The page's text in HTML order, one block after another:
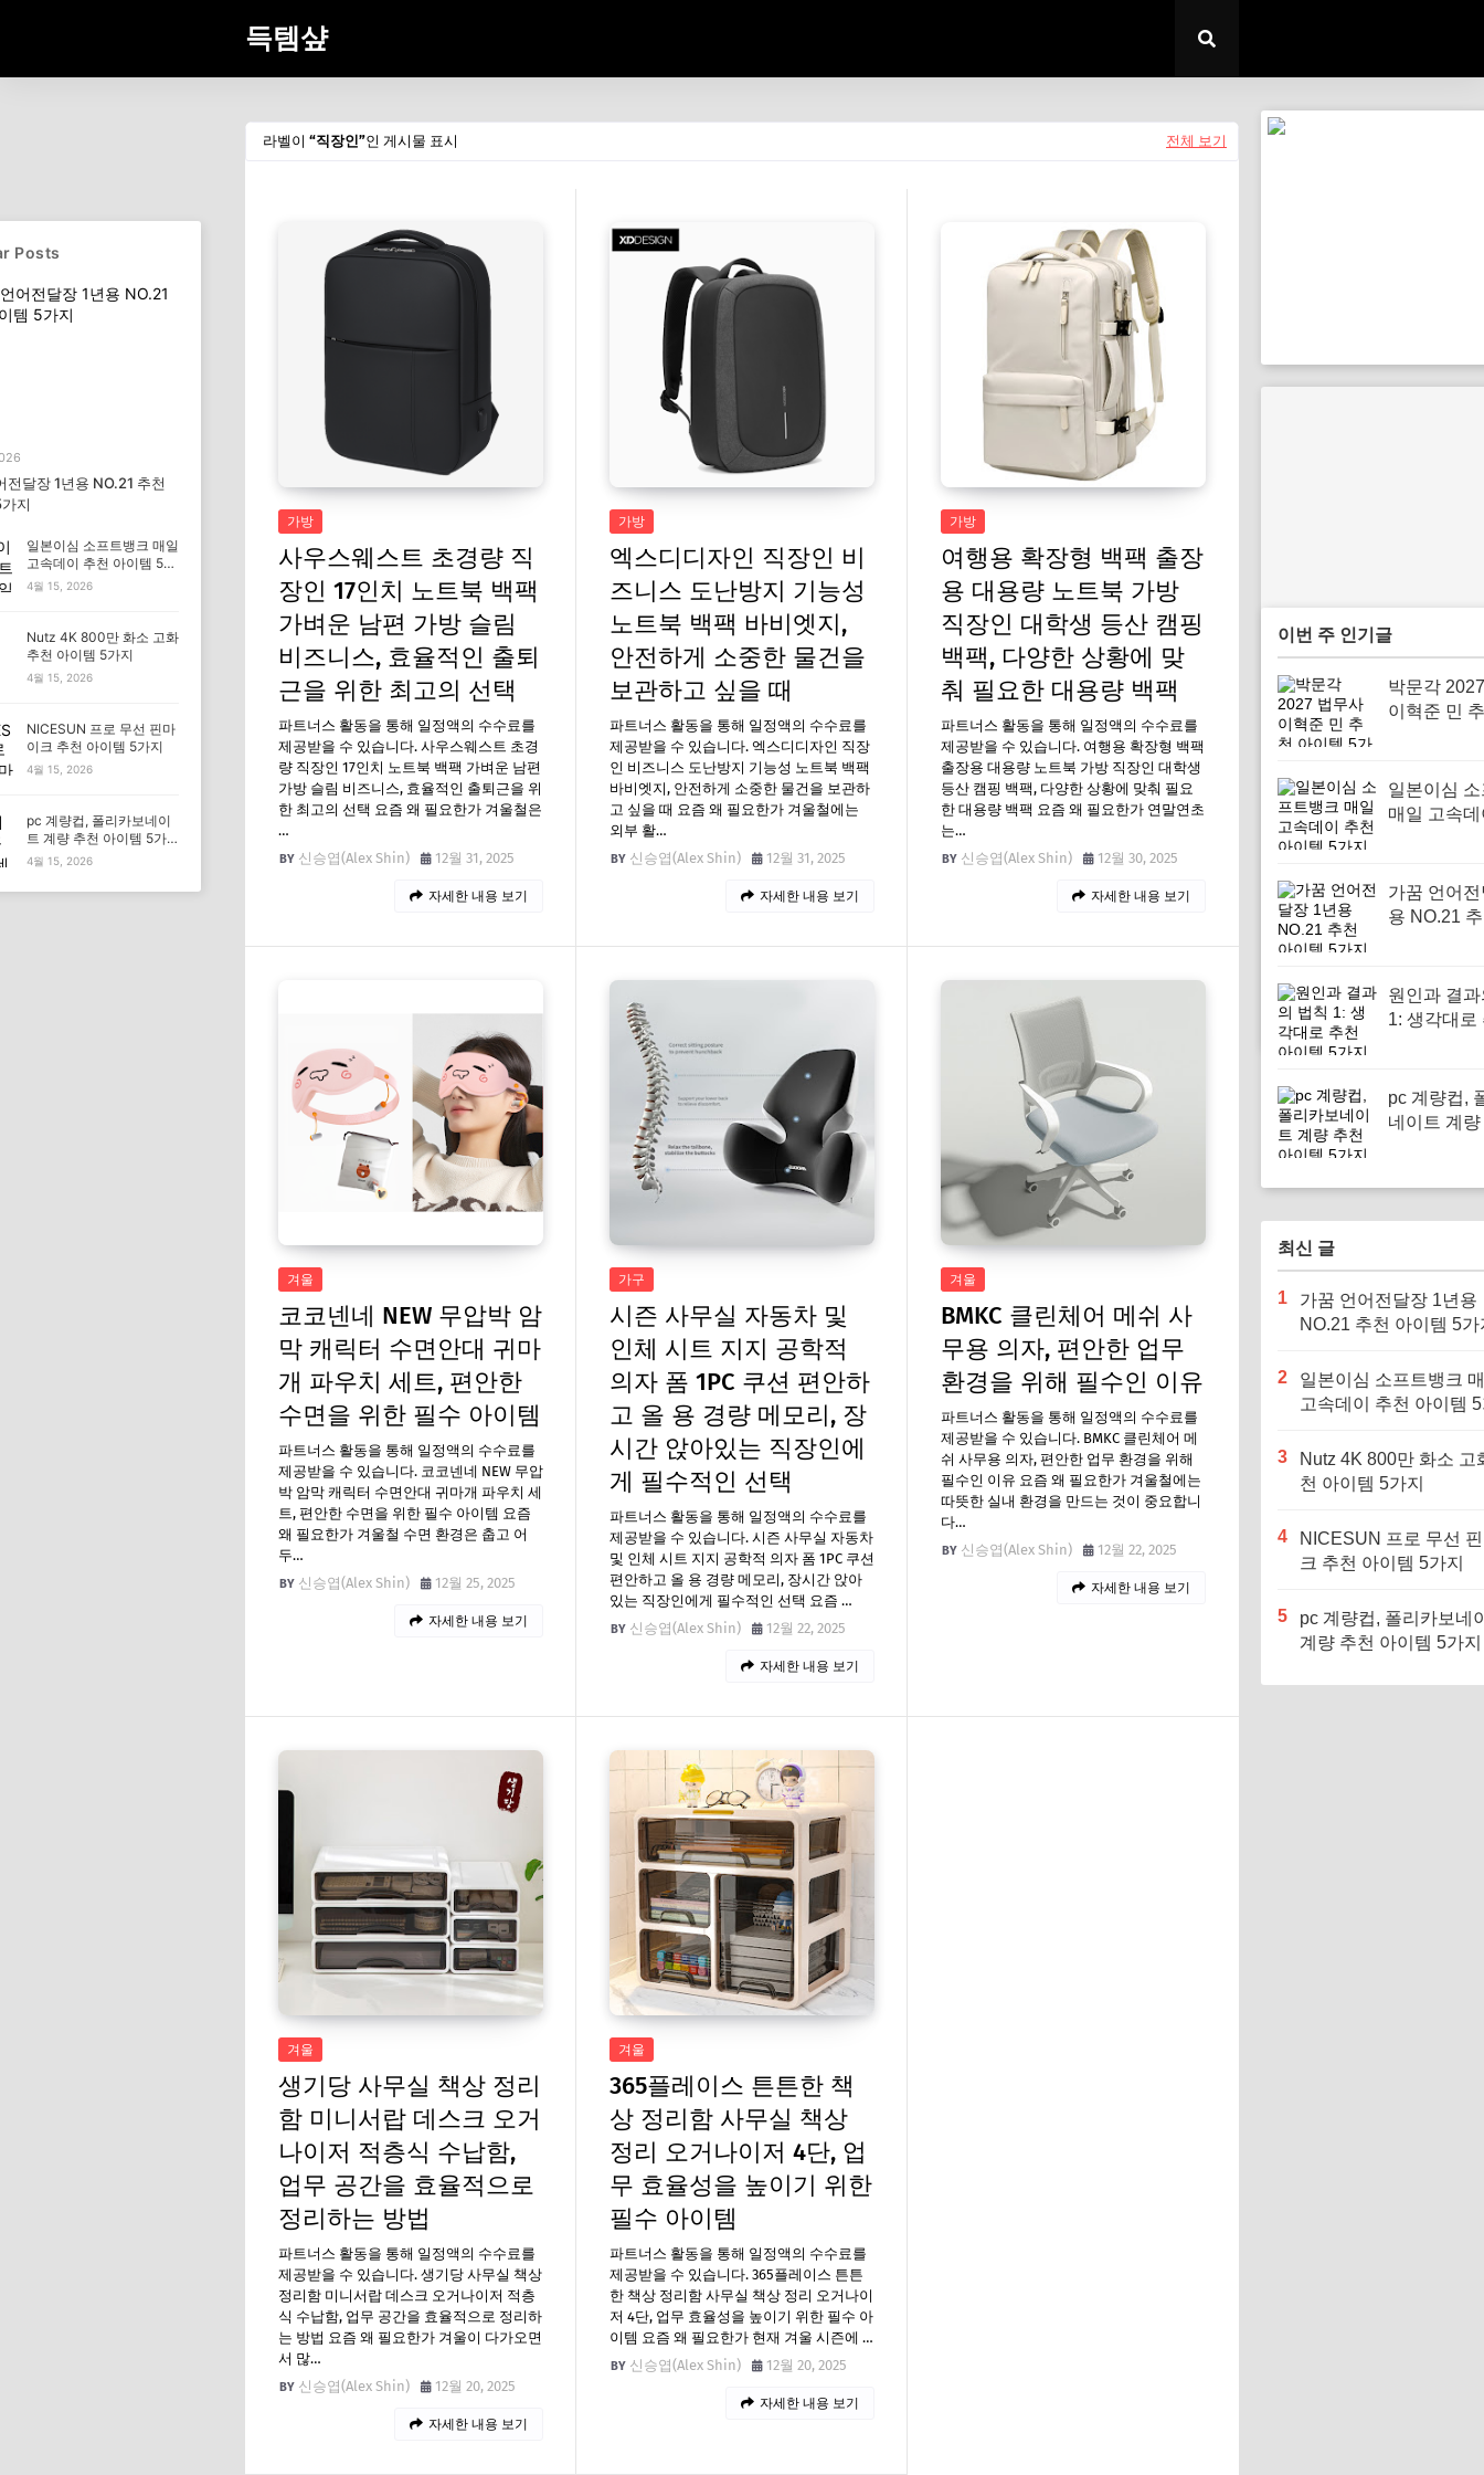
득템샾
라벨이 직장인 인 게시물 표시 전체 보기
가방
사우스웨스트 초경량 직
장인 17인치 노트북 백팩
가벼운 남편 가방 슬림
비즈니스, 효율적인 출퇴
근을 위한 최고의 선택
파트너스 활동을 통해 일정액의 수수료를
제공받을 수 있습니다. 사우스웨스트 초경
량 직장인 17인치 노트북 백팩 가벼운 남편
가방 슬림 비즈니스, 효율적인 출퇴근을 위
한 최고의 선택 요즘 왜 필요한가 겨울철은
…
신승엽(Alex Shin)
12월 31, 2025
자세한 내용 보기
가방
엑스디디자인 직장인 비
즈니스 도난방지 기능성
노트북 백팩 바비엣지,
안전하게 소중한 물건을
보관하고 싶을 때
파트너스 활동을 통해 일정액의 수수료를
제공받을 수 있습니다. 엑스디디자인 직장
인 비즈니스 도난방지 기능성 노트북 백팩
바비엣지, 안전하게 소중한 물건을 보관하
고 싶을 때 요즘 왜 필요한가 겨울철에는
외부 활…
신승엽(Alex Shin)
12월 31, 2025
자세한 내용 보기
가방
여행용 확장형 백팩 출장
용 대용량 노트북 가방
직장인 대학생 등산 캠핑
백팩, 다양한 상황에 맞
춰 필요한 대용량 백팩
파트너스 활동을 통해 일정액의 수수료를
제공받을 수 있습니다. 여행용 확장형 백팩
출장용 대용량 노트북 가방 직장인 대학생
등산 캠핑 백팩, 다양한 상황에 맞춰 필요
한 대용량 백팩 요즘 왜 필요한가 연말연초
는…
신승엽(Alex Shin)
12월 30, 2025
자세한 내용 보기
겨울
코코넨네 NEW 무압박 암
막 캐릭터 수면안대 귀마
개 파우치 세트, 편안한
수면을 위한 필수 아이템
파트너스 활동을 통해 일정액의 수수료를
제공받을 수 있습니다. 코코넨네 NEW 무압
박 암막 캐릭터 수면안대 귀마개 파우치 세
트, 편안한 수면을 위한 필수 아이템 요즘
왜 필요한가 겨울철 수면 환경은 춥고 어
두…
신승엽(Alex Shin)
12월 25, 2025
자세한 내용 보기
가구
시즌 사무실 자동차 및
인체 시트 지지 공학적
의자 폼 1PC 쿠션 편안하
고 올 용 경량 메모리, 장
시간 앉아있는 직장인에
게 필수적인 선택
파트너스 활동을 통해 일정액의 수수료를
제공받을 수 있습니다. 시즌 사무실 자동차
및 인체 시트 지지 공학적 의자 폼 1PC 쿠션
편안하고 올 용 경량 메모리, 장시간 앉아
있는 직장인에게 필수적인 선택 요즘 …
신승엽(Alex Shin)
12월 22, 2025
자세한 내용 보기
겨울
BMKC 클린체어 메쉬 사
무용 의자, 편안한 업무
환경을 위해 필수인 이유
파트너스 활동을 통해 일정액의 수수료를
제공받을 수 있습니다. BMKC 클린체어 메
쉬 사무용 의자, 편안한 업무 환경을 위해
필수인 이유 요즘 왜 필요한가 겨울철에는
따뜻한 실내 환경을 만드는 것이 중요합니
다…
신승엽(Alex Shin)
12월 22, 2025
자세한 내용 보기
겨울
생기당 사무실 책상 정리
함 미니서랍 데스크 오거
나이저 적층식 수납함,
업무 공간을 효율적으로
정리하는 방법
파트너스 활동을 통해 일정액의 수수료를
제공받을 수 있습니다. 생기당 사무실 책상
정리함 미니서랍 데스크 오거나이저 적층
식 수납함, 업무 공간을 효율적으로 정리하
는 방법 요즘 왜 필요한가 겨울이 다가오면
서 많…
신승엽(Alex Shin)
12월 20, 2025
자세한 내용 보기
겨울
365플레이스 튼튼한 책
상 정리함 사무실 책상
정리 오거나이저 4단, 업
무 효율성을 높이기 위한
필수 아이템
파트너스 활동을 통해 일정액의 수수료를
제공받을 수 있습니다. 365플레이스 튼튼
한 책상 정리함 사무실 책상 정리 오거나이
저 4단, 업무 효율성을 높이기 위한 필수 아
이템 요즘 왜 필요한가 현재 겨울 시즌에 …
신승엽(Alex Shin)
12월 20, 2025
자세한 내용 보기
이번 주 인기글
박문각
이혁준 민
일본이심
매일 고속
가꿈 언어
용 NO.21
원인과 결
1: 생각대로
pc 계량컵,
네이트 계
최신 글
1
가꿈 언어전달장 1년용
NO.21 추천 아이템 5가
2
일본이심 소프트뱅크
고속데이 추천 아이템
3
Nutz 4K 800만 화소 고
천 아이템 5가지
4
NICESUN 프로 무선
크 추천 아이템 5가지
5
pc 계량컵, 폴리카보네
계량 추천 아이템 5가지
Posts
전달장 1년용 NO.21 추천
지
일본이심 소프트뱅크 매일
고속데이 추천 아이템 5가
지
4월 15, 2026
Nutz 4K 800만 화소 고화
추천 아이템 5가지
4월 15, 2026
NICESUN 프로 무선 핀마
이크 추천 아이템 5가지
4월 15, 2026
pc 계량컵, 폴리카보네이
트 계량 추천 아이템 5가
지
4월 15, 2026